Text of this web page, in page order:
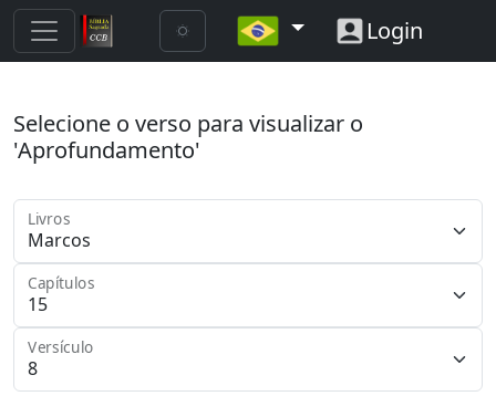
Login
Selecione o verso para visualizar o
'Aprofundamento'
Livros
Capítulos
Versículo